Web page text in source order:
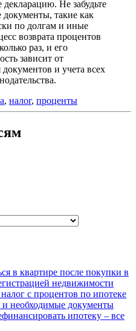
Не забудьте
такие как
по долгам и иные
возврата процентов
раз, и его
зависит от
и учета всех
, налог, проценты
в квартире после покупки в
недвижимости
с процентов по ипотеке
и необходимые документы
ипотеку – все